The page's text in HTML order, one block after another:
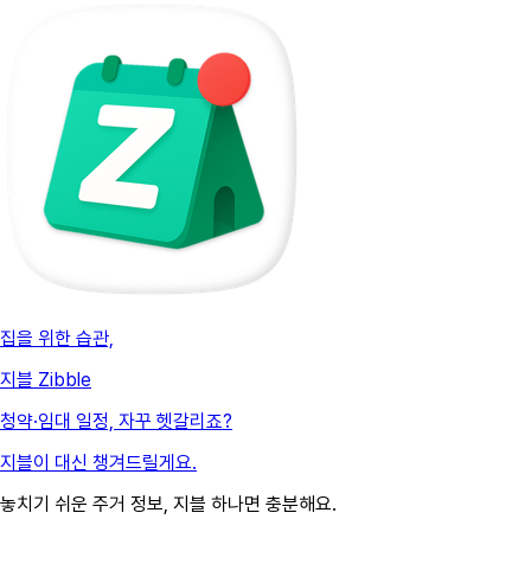
집을 위한 습관,
지블 Zibble
청약·임대 일정, 자꾸 헷갈리죠?
지블이 대신 챙겨드릴게요.
놓치기 쉬운 주거 정보, 지블 하나면 충분해요.